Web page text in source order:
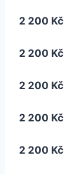
2 200 Kč
2 200 Kč
2 200 Kč
2 200 Kč
2 200 Kč